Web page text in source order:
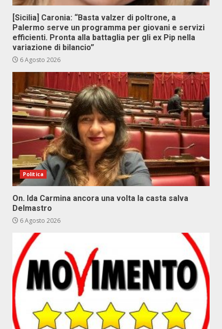
[Sicilia] Caronia: “Basta valzer di poltrone, a
Palermo serve un programma per giovani e servizi
efficienti. Pronta alla battaglia per gli ex Pip nella
variazione di bilancio”
6 Agosto 2026
Politica
On. Ida Carmina ancora una volta la casta salva
Delmastro
6 Agosto 2026